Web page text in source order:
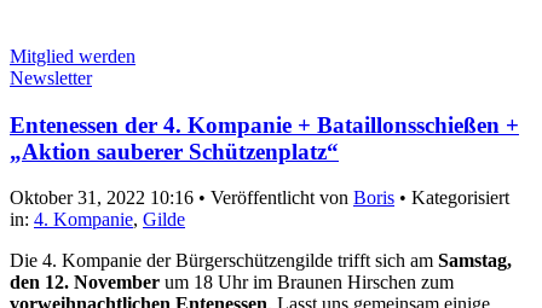
Mitglied werden
Newsletter
Entenessen der 4. Kompanie + Bataillonsschießen +
„Aktion sauberer Schützenplatz“
Oktober 31, 2022 10:16 • Veröffentlicht von Boris • Kategorisiert
in: 4. Kompanie, Gilde
Die 4. Kompanie der Bürgerschützengilde trifft sich am Samstag,
den 12. November um 18 Uhr im Braunen Hirschen zum